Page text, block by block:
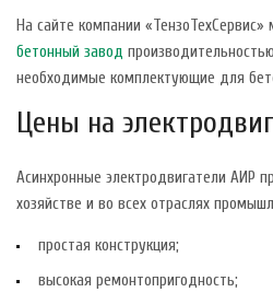
На сайте компании
бетонный завод
необходимые комплектующие для
Цены на
Асинхронные электродвигатели АИР
хозяйстве и во всех отраслях
простая конструкция;
высокая ремонтопригодность;